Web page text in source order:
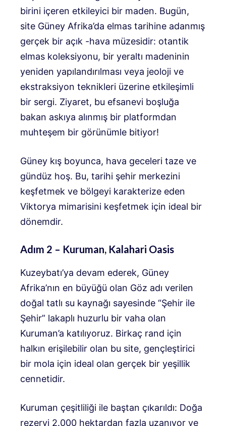
birini içeren etkileyici bir maden. Bugün,
site Güney Afrika’da elmas tarihine adanmış
gerçek bir açık -hava müzesidir: otantik
elmas koleksiyonu, bir yeraltı madeninin
yeniden yapılandırılması veya jeoloji ve
ekstraksiyon teknikleri üzerine etkileşimli
bir sergi. Ziyaret, bu efsanevi boşluğa
bakan askıya alınmış bir platformdan
muhteşem bir görünümle bitiyor!
Güney kış boyunca, hava geceleri taze ve
gündüz hoş. Bu, tarihi şehir merkezini
keşfetmek ve bölgeyi karakterize eden
Viktorya mimarisini keşfetmek için ideal bir
dönemdir.
Adım 2 – Kuruman, Kalahari Oasis
Kuzeybatı’ya devam ederek, Güney
Afrika’nın en büyüğü olan Göz adı verilen
doğal tatlı su kaynağı sayesinde “Şehir ile
Şehir” lakaplı huzurlu bir vaha olan
Kuruman’a katılıyoruz. Birkaç rand için
halkın erişilebilir olan bu site, gençleştirici
bir mola için ideal olan gerçek bir yeşillik
cennetidir.
Kuruman çeşitliliği ile baştan çıkarıldı: Doğa
rezervi 2.000 hektardan fazla uzanıyor ve